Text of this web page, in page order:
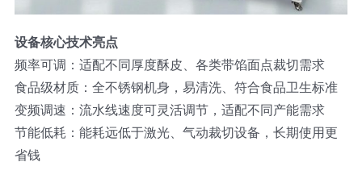
设备核心技术亮点
频率可调：适配不同厚度酥皮、各类带馅面点裁切需求
食品级材质：全不锈钢机身，易清洗、符合食品卫生标准
变频调速：流水线速度可灵活调节，适配不同产能需求
节能低耗：能耗远低于激光、气动裁切设备，长期使用更
省钱